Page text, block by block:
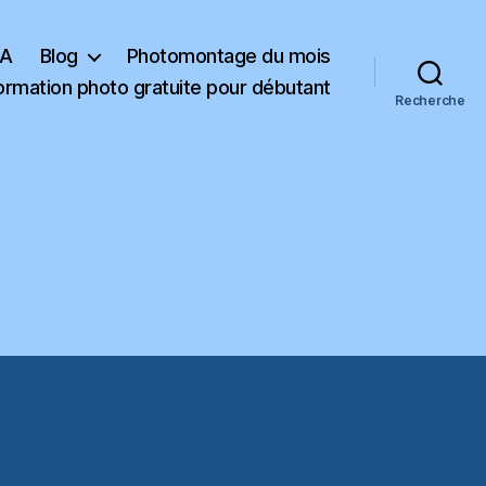
Blog
Photomontage du mois
photo gratuite pour débutant
Recherche